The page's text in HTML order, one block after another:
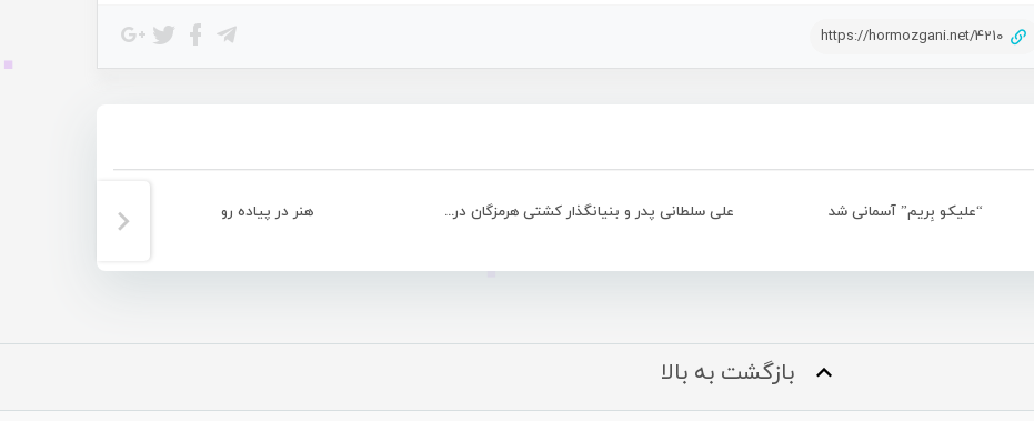
https://hormozgani.net/4210
“علیکو بِریم” آسمانی شد علی سلطانی پدر و بنیانگذار کشتی هرمزگان درگذشت هنر در پیاده رو
بازگشت به بالا